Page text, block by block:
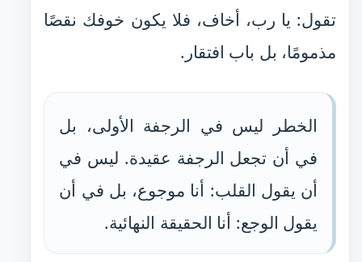
تقول: يا رب، أخاف، فلا يكون خوفك نقصًا
مذمومًا، بل باب افتقار.
الخطر ليس في الرجفة الأولى، بل
في أن تجعل الرجفة عقيدة. ليس في
أن يقول القلب: أنا موجوع، بل في أن
يقول الوجع: أنا الحقيقة النهائية.